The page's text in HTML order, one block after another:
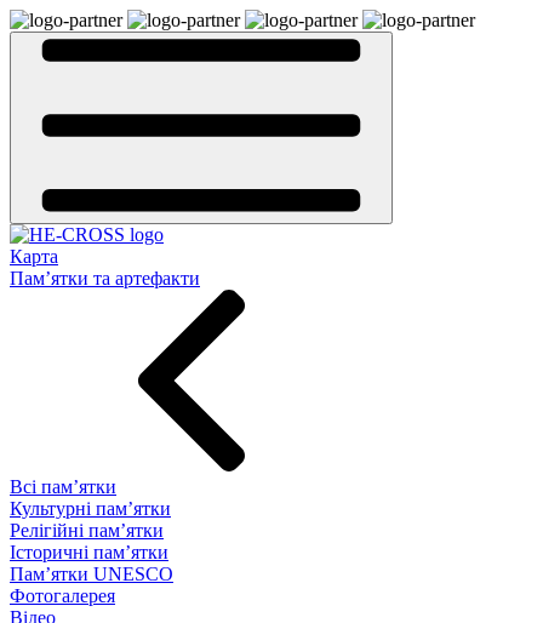
Карта
Пам’ятки та артефакти
Всі пам’ятки
Культурні пам’ятки
Релігійні пам’ятки
Історичні пам’ятки
Пам’ятки UNESCO
Фотогалерея
Відео